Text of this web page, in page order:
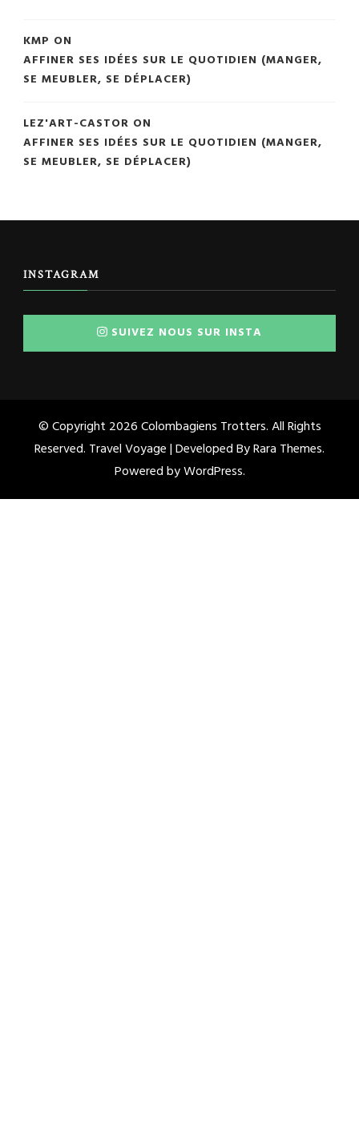
KMP ON
AFFINER SES IDÉES SUR LE QUOTIDIEN (MANGER,
SE MEUBLER, SE DÉPLACER)
LEZ'ART-CASTOR ON
AFFINER SES IDÉES SUR LE QUOTIDIEN (MANGER,
SE MEUBLER, SE DÉPLACER)
INSTAGRAM
SUIVEZ NOUS SUR INSTA
© Copyright 2026Colombagiens Trotters. All Rights
Reserved. Travel Voyage | Developed ByRara Themes.
Powered byWordPress.